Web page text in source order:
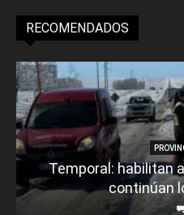
RECOMENDADOS
Temporal: habilitan
continúan